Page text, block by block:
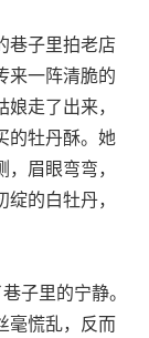
子里拍老店
来一阵清脆的
走了出来，
的牡丹酥。她
眉眼弯弯，
的白牡丹，
子里的宁静。
毫慌乱，反而